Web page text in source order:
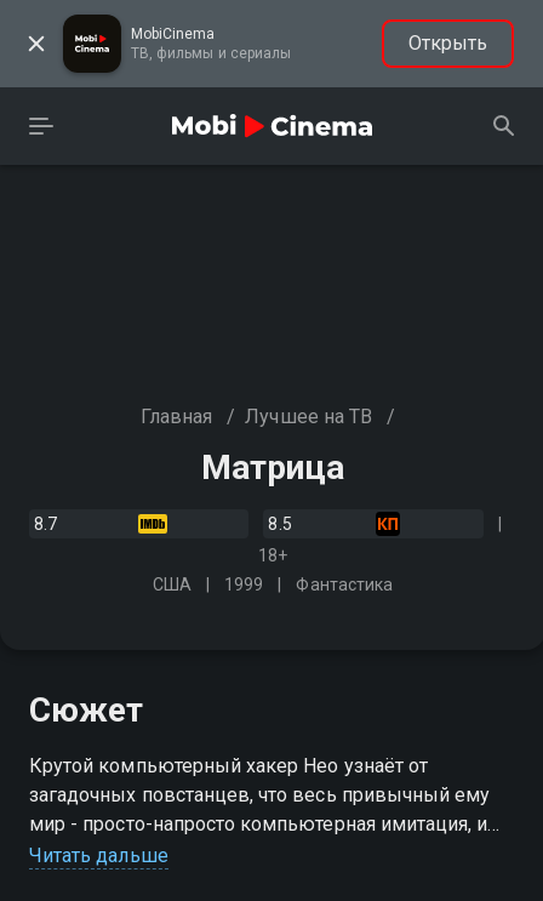
MobiCinema
ТВ, фильмы и сериалы
Открыть
Главная / Лучшее на ТВ /
Матрица
8.7
8.5
18+
США
1999 Фантастика
Сюжет
Крутой компьютерный хакер Нео узнаёт от
загадочных повстанцев, что весь привычный ему
мир - просто-напросто компьютерная имитация, и
что самому Нео отведена особая роль в войне
Читать дальше